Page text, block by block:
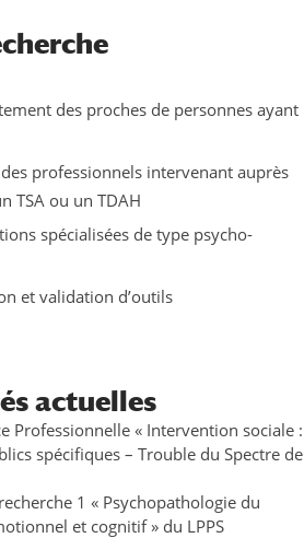
des proches de personnes ayant
professionnels intervenant auprès
TSA ou un TDAH
spécialisées de type psycho-
et validation d’outils
actuelles
Professionnelle « Intervention sociale :
spécifiques – Trouble du Spectre de
1 « Psychopathologie du
et cognitif » du LPPS